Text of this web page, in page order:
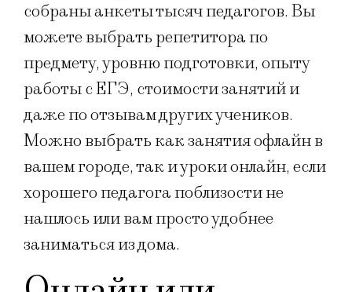
собраны анкеты тысяч педагогов. Вы
можете выбрать репетитора по
предмету, уровню подготовки, опыту
работы с ЕГЭ, стоимости занятий и
даже по отзывам других учеников.
Можно выбрать как занятия офлайн в
вашем городе, так и уроки онлайн, если
хорошего педагога поблизости не
нашлось или вам просто удобнее
заниматься из дома.